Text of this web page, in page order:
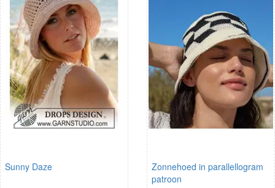
Sunny Daze
Zonnehoed in parallellogram
patroon